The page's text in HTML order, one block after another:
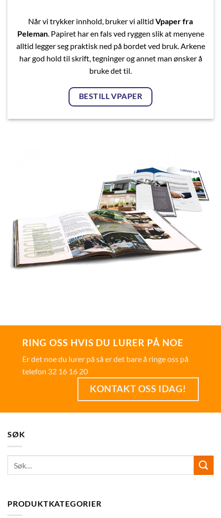
Når vi trykker innhold, bruker vi alltid Vpaper fra
Peleman. Papiret har en fals ved ryggen slik at menyene
alltid legger seg praktisk ned på bordet ved bruk. Arkene
har god hold til skrift, tegninger og annet man ønsker å
bruke det til.
BESTILL VPAPER
RING OSS HVIS DU LURER PÅ NOE
Er det noe du lurer på så er det bare å ringe oss på
telefon 32 16 16 20
KONTAKT OSS IDAG!
SØK
PRODUKTKATEGORIER